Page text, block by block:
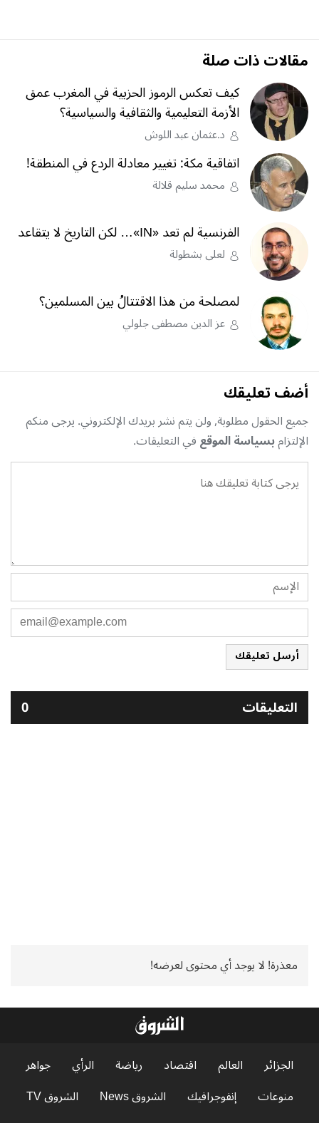
مقالات ذات صلة
كيف تعكس الرموز الحزبية في المغرب عمق
الأزمة التعليمية والثقافية والسياسية؟
د.عثمان عبد اللوش
اتفاقية مكة: تغيير معادلة الردع في المنطقة!
محمد سليم قلالة
الفرنسية لم تعد «IN»… لكن التاريخ لا يتقاعد
لعلى بشطولة
لمصلحة من هذا الاقتتالُ بين المسلمين؟
عز الدين مصطفى جلولي
أضف تعليقك
جميع الحقول مطلوبة, ولن يتم نشر بريدك الإلكتروني. يرجى منكم
الإلتزامبسياسة الموقعفي التعليقات.
أرسل تعليقك
التعليقات 0
معذرة! لا يوجد أي محتوى لعرضه!
الجزائر العالم اقتصاد رياضة الرأي
جواهر
منوعات
إنفوجرافيك الشروق News
الشروق TV